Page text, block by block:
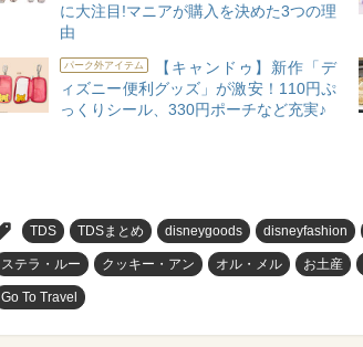
に大注目!マニアが購入を決めた3つの理
由
パーク外アイテム
【キャンドゥ】新作「デ
ィズニー便利グッズ」が激安！110円ぷ
っくりシール、330円ポーチなど充実♪
TDS TDSまとめ disneygoods disneyfashion
ステラ・ルー クッキー・アン オル・メル お土産
Go To Travel